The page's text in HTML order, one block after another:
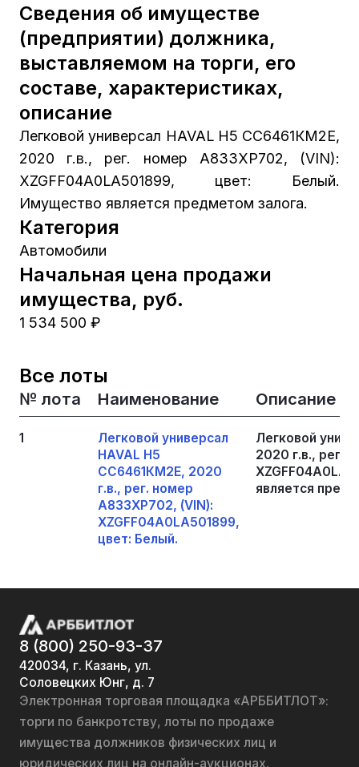
Сведения об имуществе
(предприятии) должника,
выставляемом на торги, его
составе, характеристиках,
описание
Легковой универсал HAVAL H5 СС6461КМ2Е,
2020 г.в., рег. номер А833ХР702, (VIN):
XZGFF04A0LA501899, цвет: Белый.
Имущество является предметом залога.
Категория
Автомобили
Начальная цена продажи
имущества, руб.
1 534 500 ₽
Все лоты
№ лота Наименование Описание
1
Легковой универсал
HAVAL H5
СС6461КМ2Е, 2020
г.в., рег. номер
А833ХР702, (VIN):
XZGFF04A0LA501899,
цвет: Белый.
Легковой
2020 г.в., рег.
является
8 (800) 250-93-37
420034, г. Казань, ул.
Соловецких Юнг, д. 7
Электронная торговая площадка «АРББИТЛОТ»:
торги по банкротству, лоты по продаже
имущества должников физических лиц и
юридических лиц на онлайн-аукционах.